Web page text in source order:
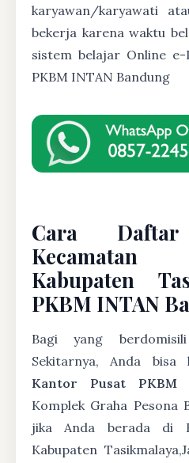
karyawan/karyawati
bekerja karena waktu
sistem belajar Online
PKBM INTAN Bandung
Cara
Kabupaten
PKBM INTAN
Bagi yang
Sekitarnya, Anda bisa
Kantor Pusat PKBM
Komplek Graha Pesona
jika Anda berada di
Kabupaten